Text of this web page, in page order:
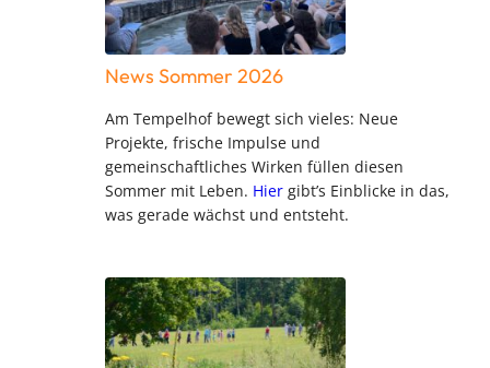
News Sommer 2026
Am Tempelhof bewegt sich vieles: Neue
Projekte, frische Impulse und
gemeinschaftliches Wirken füllen diesen
Sommer mit Leben. Hier gibt’s Einblicke in das,
was gerade wächst und entsteht.